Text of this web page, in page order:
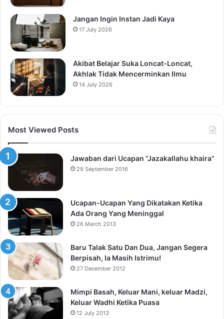
Jangan Ingin Instan Jadi Kaya
17 July 2026
Akibat Belajar Suka Loncat-Loncat,
Akhlak Tidak Mencerminkan Ilmu
14 July 2026
Most Viewed Posts
Jawaban dari Ucapan “Jazakallahu khaira”
29 September 2016
Ucapan-Ucapan Yang Dikatakan Ketika
Ada Orang Yang Meninggal
26 March 2013
Baru Talak Satu Dan Dua, Jangan Segera
Berpisah, Ia Masih Istrimu!
27 December 2012
Mimpi Basah, Keluar Mani, keluar Madzi,
Keluar Wadhi Ketika Puasa
12 July 2013